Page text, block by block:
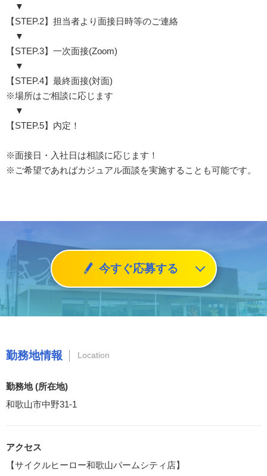
▼
【STEP.2】担当者より面接日時等のご連絡
▼
【STEP.3】一次面接(Zoom)
▼
【STEP.4】最終面接(対面)
※場所はご相談に応じます
▼
【STEP.5】内定！
※面接日・入社日は相談に応じます！
※ご希望であればカジュアル面談を実施することも可能です。
今すぐ応募する
勤務地情報 Location
勤務地 (所在地)
和歌山市中野31-1
アクセス
【サイクルヒーロー和歌山パームシティ店】